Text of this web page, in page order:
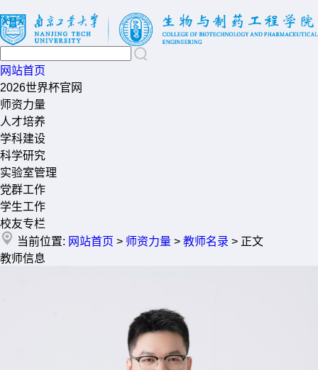
网站首页
2026世界杯官网
师资力量
人才培养
学科建设
科学研究
实验室管理
党群工作
学生工作
校友专栏
当前位置: 网站首页 > 师资力量 > 教师名录 > 正文
教师信息